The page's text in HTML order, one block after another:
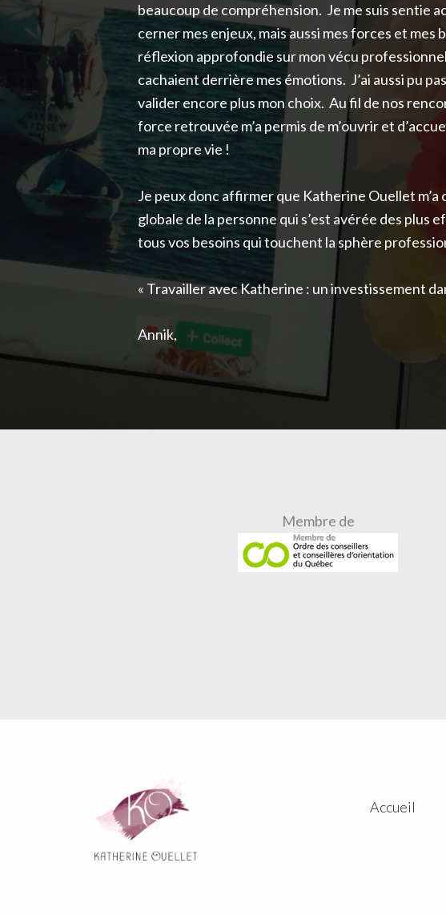
beaucoup de compréhension. Je me suis sentie
cerner mes enjeux, mais aussi mes forces et mes
réflexion approfondie sur mon vécu
cachaient derrière mes émotions. J’ai aussi pu
valider encore plus mon choix. Au fil de nos
force retrouvée m’a permis de m’ouvrir et
ma propre vie !
Je peux donc affirmer que Katherine Ouellet
globale de la personne qui s’est avérée des plus
tous vos besoins qui touchent la sphère
« Travailler avec Katherine : un investissement
Annik,
Membre de
Accueil